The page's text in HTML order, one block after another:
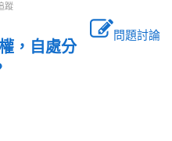
蹤
問題討論
，自處分